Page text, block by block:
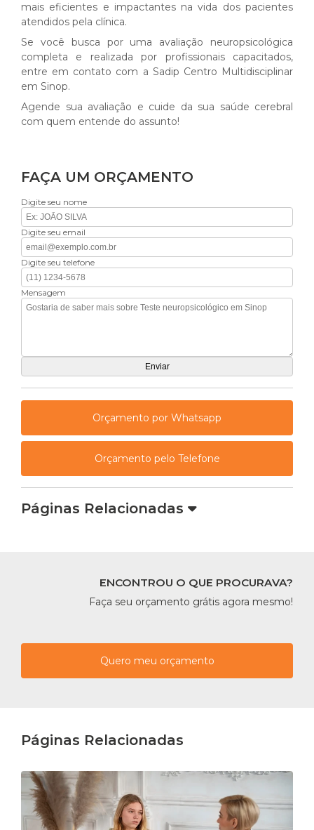
mais eficientes e impactantes na vida dos pacientes
atendidos pela clínica.
Se você busca por uma avaliação neuropsicológica
completa e realizada por profissionais capacitados,
entre em contato com a Sadip Centro Multidisciplinar
em Sinop.
Agende sua avaliação e cuide da sua saúde cerebral
com quem entende do assunto!
FAÇA UM ORÇAMENTO
Digite seu nome
Digite seu email
Digite seu telefone
Mensagem
Orçamento por Whatsapp
Orçamento pelo Telefone
Páginas Relacionadas
ENCONTROU O QUE PROCURAVA?
Faça seu orçamento grátis agora mesmo!
Quero meu orçamento
Páginas Relacionadas